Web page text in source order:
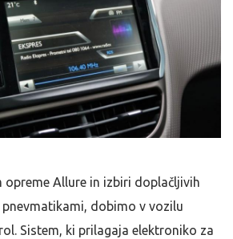
opreme Allure in izbiri doplačljivih
pnevmatikami, dobimo v vozilu
Sistem, ki prilagaja elektroniko za